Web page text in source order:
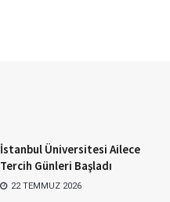
İstanbul Üniversitesi Ailece
Tercih Günleri Başladı
22 TEMMUZ 2026